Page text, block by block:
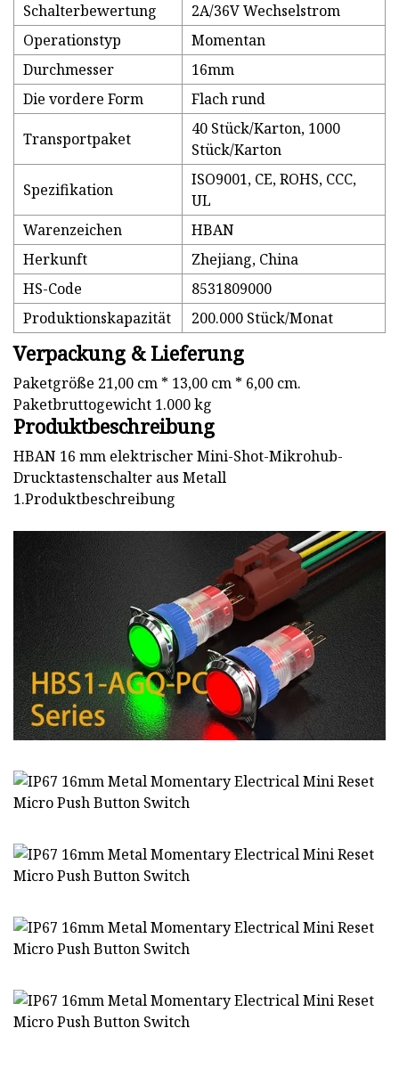
Schalterbewertung
2A/36V Wechselstrom
Operationstyp
Momentan
Durchmesser
16mm
Die vordere Form
Flach rund
Transportpaket
40 Stück/Karton, 1000
Stück/Karton
Spezifikation
ISO9001, CE, ROHS, CCC,
UL
Warenzeichen
HBAN
Herkunft
Zhejiang, China
HS-Code
8531809000
Produktionskapazität
200.000 Stück/Monat
Verpackung & Lieferung
Paketgröße 21,00 cm * 13,00 cm * 6,00 cm.
Paketbruttogewicht 1.000 kg
Produktbeschreibung
HBAN 16 mm elektrischer Mini-Shot-Mikrohub-
Drucktastenschalter aus Metall
1.Produktbeschreibung